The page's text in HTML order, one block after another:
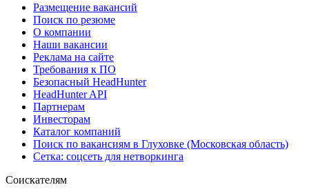
Размещение вакансий
Поиск по резюме
О компании
Наши вакансии
Реклама на сайте
Требования к ПО
Безопасный HeadHunter
HeadHunter API
Партнерам
Инвесторам
Каталог компаний
Поиск по вакансиям в Глуховке (Московская область)
Сетка: соцсеть для нетворкинга
Соискателям